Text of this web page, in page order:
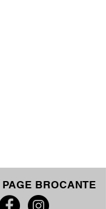
BROCANTE